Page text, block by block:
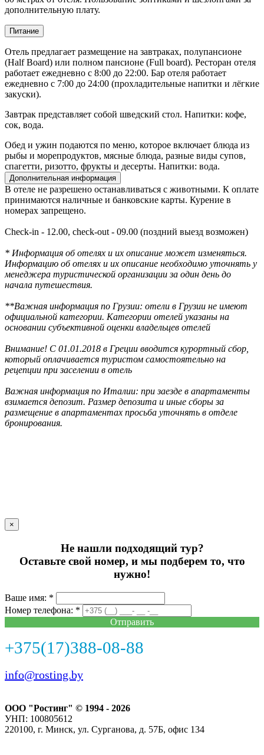
дополнительную плату.
Питание
Отель предлагает размещение на завтраках, полупансионе
(Half Board) или полном пансионе (Full board). Ресторан отеля
работает ежедневно с 8:00 до 22:00. Бар отеля работает
ежедневно с 7:00 до 24:00 (прохладительные напитки и лёгкие
закуски).
Завтрак представляет собой шведский стол. Напитки: кофе,
сок, вода.
Обед и ужин подаются по меню, которое включает блюда из
рыбы и морепродуктов, мясные блюда, разные виды супов,
спагетти, ризотто, фрукты и десерты. Напитки: вода.
Дополнительная информация
В отеле не разрешено останавливаться с животными. К оплате
принимаются наличные и банковские карты. Курение в
номерах запрещено.
Check-in - 12.00, check-out - 09.00 (поздний выезд возможен)
* Информация об отелях и их описание может изменяться.
Информацию об отелях и их описание необходимо уточнять у
менеджера туристической организации за один день до
начала путешествия.
**Важная информация по Грузии: отели в Грузии не имеют
официальной категории. Категории отелей указаны на
основании субъективной оценки владельцев отелей
Внимание! С 01.01.2018 в Греции вводится курортный сбор,
который оплачивается туристом самостоятельно на
рецепции при заселении в отель
Важная информация по Италии: при заезде в апартаменты
взимается депозит. Размер депозита и иные сборы за
размещение в апартаментах просьба уточнять в отделе
бронирования.
×
Не нашли подходящий тур?
Оставьте свой номер, и мы подберем то, что
нужно!
Ваше имя: *
Номер телефона: *
Отправить
+375(17)388-08-88
info@rosting.by
ООО "Ростинг" © 1994 - 2026
УНП: 100805612
220100, г. Минск, ул. Сурганова, д. 57Б, офис 134